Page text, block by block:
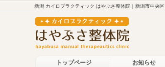
新潟 カイロプラクティック はやぶさ整体院｜新潟市中央区
トップページ お知らせ